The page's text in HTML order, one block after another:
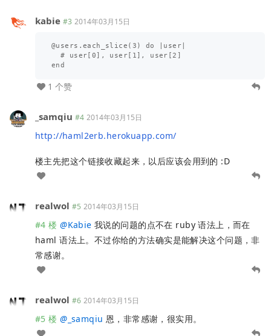
kabie #3 2014年03月15日
@users.each_slice(3) do |user|
  # user[0], user[1], user[2]
1 个赞
_samqiu #4 2014年03月15日
http://haml2erb.herokuapp.com/
楼主先把这个链接收藏起来，以后应该会用到的 :D
realwol #5 2014年03月15日
#4 楼 @Kabie 我说的问题的点不在 ruby 语法上，而在
haml 语法上。不过你给的方法确实是能解决这个问题，非
常感谢。
realwol #6 2014年03月15日
#5 楼 @ _samqiu 恩，非常感谢，很实用。